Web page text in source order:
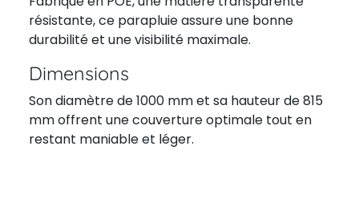
résistante, ce parapluie assure une bonne
durabilité et une visibilité maximale.
Dimensions
Son diamètre de 1000 mm et sa hauteur de 815
mm offrent une couverture optimale tout en
restant maniable et léger.